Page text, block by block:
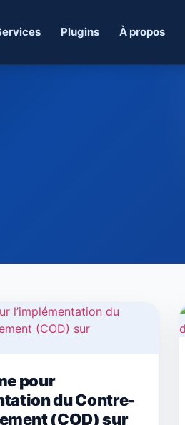
Plugins À propos
pour
du Contre-
(COD) sur